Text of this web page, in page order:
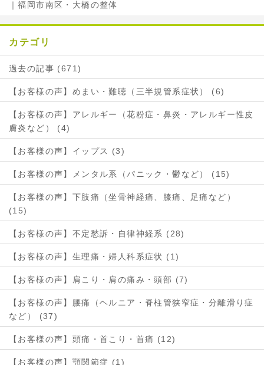
｜福岡市南区・大橋の整体
カテゴリ
過去の記事 (671)
【お客様の声】めまい・難聴（三半規管系症状） (6)
【お客様の声】アレルギー（花粉症・鼻炎・アレルギー性皮
膚炎など） (4)
【お客様の声】イップス (3)
【お客様の声】メンタル系（パニック・鬱など） (15)
【お客様の声】下肢痛（坐骨神経痛、膝痛、足痛など）
(15)
【お客様の声】不定愁訴・自律神経系 (28)
【お客様の声】生理痛・婦人科系症状 (1)
【お客様の声】肩こり・肩の痛み・頭部 (7)
【お客様の声】腰痛（ヘルニア・脊柱管狭窄症・分離滑り症
など） (37)
【お客様の声】頭痛・首こり・首痛 (12)
【お客様の声】顎関節症 (1)